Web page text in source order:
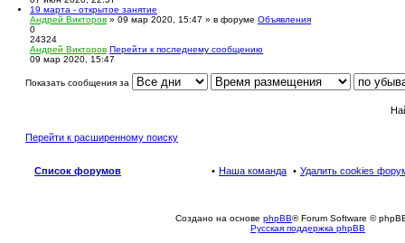
19 марта - открытое занятие
Андрей Викторов » 09 мар 2020, 15:47 » в форуме Объявления
0
24324
Андрей Викторов Перейти к последнему сообщению
09 мар 2020, 15:47
Показать сообщения за
Перейти к расширенному поиску
Список форумов Удалить cookies
Наша команда
Создано на основе phpBB® Forum Software ©
Русская поддержка phpBB